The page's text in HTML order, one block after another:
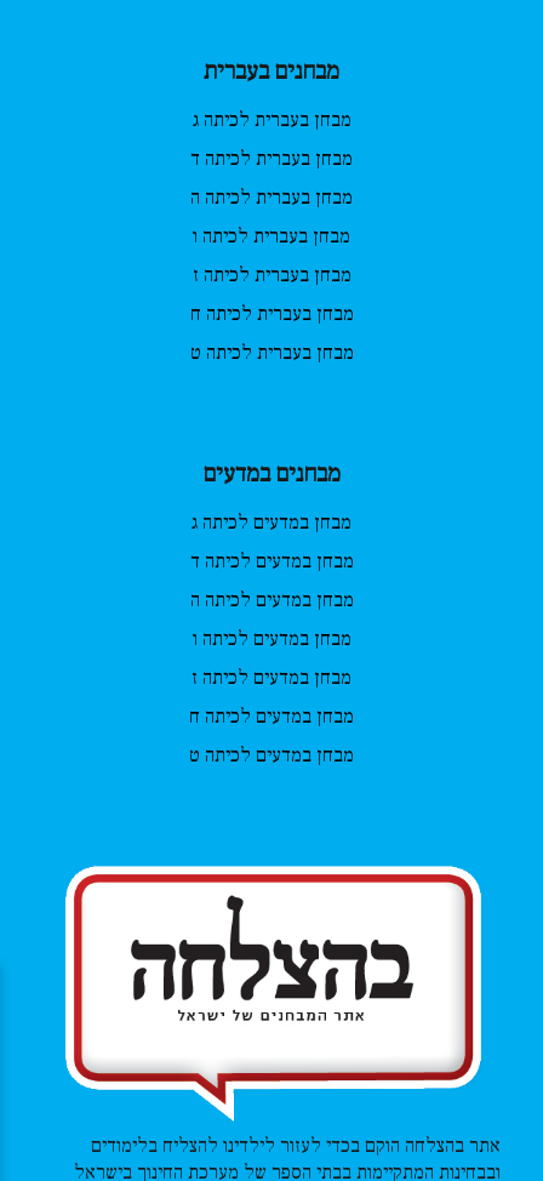
מבחנים בעברית
מבחן בעברית לכיתה ג
מבחן בעברית לכיתה ד
מבחן בעברית לכיתה ה
מבחן בעברית לכיתה ו
מבחן בעברית לכיתה ז
מבחן בעברית לכיתה ח
מבחן בעברית לכיתה ט
מבחנים במדעים
מבחן במדעים לכיתה ג
מבחן במדעים לכיתה ד
מבחן במדעים לכיתה ה
מבחן במדעים לכיתה ו
מבחן במדעים לכיתה ז
מבחן במדעים לכיתה ח
מבחן במדעים לכיתה ט
אתר בהצלחה הוקם בכדי לעזור לילדינו להצליח בלימודים
ובבחינות המתקיימות בבתי הספר של מערכת החינוך בישראל